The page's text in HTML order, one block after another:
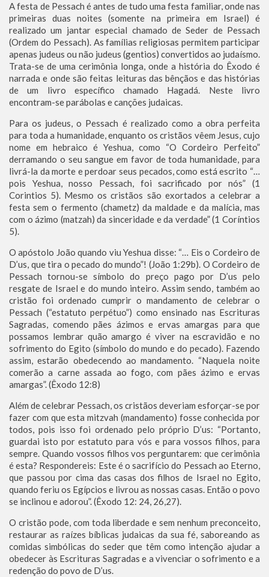
A festa de Pessach é antes de tudo uma festa familiar, onde nas
primeiras duas noites (somente na primeira em Israel) é
realizado um jantar especial chamado de Seder de Pessach
(Ordem do Pessach). As famílias religiosas permitem participar
apenas judeus ou não judeus (gentios) convertidos ao judaísmo.
Trata-se de uma cerimônia longa, onde a história do Êxodo é
narrada e onde são feitas leituras das bênçãos e das histórias
de um livro específico chamado Hagadá. Neste livro
encontram-se parábolas e canções judaicas.
Para os judeus, o Pessach é realizado como a obra perfeita
para toda a humanidade, enquanto os cristãos vêem Jesus, cujo
nome em hebraico é Yeshua, como “O Cordeiro Perfeito”
derramando o seu sangue em favor de toda humanidade, para
livrá-la da morte e perdoar seus pecados, como está escrito “…
pois Yeshua, nosso Pessach, foi sacrificado por nós” (1
Corintios 5). Mesmo os cristãos são exortados a celebrar a
festa sem o fermento (chametz) da maldade e da malícia, mas
com o ázimo (matzah) da sinceridade e da verdade” (1 Coríntios
5).
O apóstolo João quando viu Yeshua disse: “… Eis o Cordeiro de
D’us, que tira o pecado do mundo”! (João 1:29b). O Cordeiro de
Pessach tornou-se símbolo do preço pago por D’us pelo
resgate de Israel e do mundo inteiro. Assim sendo, também ao
cristão foi ordenado cumprir o mandamento de celebrar o
Pessach (“estatuto perpétuo”) como ensinado nas Escrituras
Sagradas, comendo pães ázimos e ervas amargas para que
possamos lembrar quão amargo é viver na escravidão e no
sofrimento do Egito (símbolo do mundo e do pecado). Fazendo
assim, estarão obedecendo ao mandamento. “Naquela noite
comerão a carne assada ao fogo, com pães ázimo e ervas
amargas”. (Êxodo 12:8)
Além de celebrar Pessach, os cristãos deveriam esforçar-se por
fazer com que esta mitzvah (mandamento) fosse conhecida por
todos, pois isso foi ordenado pelo próprio D’us: “Portanto,
guardai isto por estatuto para vós e para vossos filhos, para
sempre. Quando vossos filhos vos perguntarem: que cerimônia
é esta? Respondereis: Este é o sacrifício do Pessach ao Eterno,
que passou por cima das casas dos filhos de Israel no Egito,
quando feriu os Egípcios e livrou as nossas casas. Então o povo
se inclinou e adorou”. (Êxodo 12: 24, 26,27).
O cristão pode, com toda liberdade e sem nenhum preconceito,
restaurar as raízes bíblicas judaicas da sua fé, saboreando as
comidas simbólicas do seder que têm como intenção ajudar a
obedecer às Escrituras Sagradas e a vivenciar o sofrimento e a
redenção do povo de D’us.